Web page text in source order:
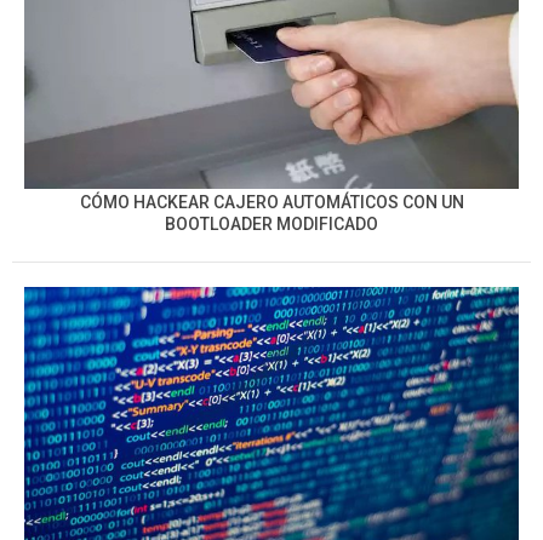
CÓMO HACKEAR CAJERO AUTOMÁTICOS CON UN
BOOTLOADER MODIFICADO